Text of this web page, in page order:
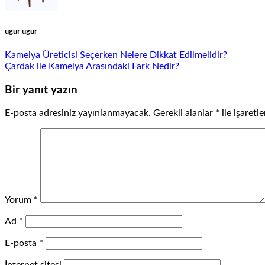
ugur ugur
Kamelya Üreticisi Seçerken Nelere Dikkat Edilmelidir?
Çardak ile Kamelya Arasındaki Fark Nedir?
Bir yanıt yazın
E-posta adresiniz yayınlanmayacak. Gerekli alanlar * ile
Yorum *
Ad *
E-posta *